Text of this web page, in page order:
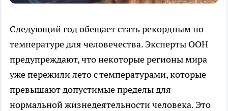
Следующий год обещает стать рекордным по
температуре для человечества. Эксперты ООН
предупреждают, что некоторые регионы мира
уже пережили лето с температурами, которые
превышают допустимые пределы для
нормальной жизнедеятельности человека. Это